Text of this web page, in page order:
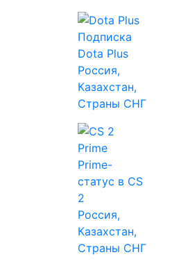
Подписка
Dota Plus
Россия,
Казахстан,
Страны СНГ
Prime-
статус в CS
2
Россия,
Казахстан,
Страны СНГ
дальний заплыв. Если
точки, можно без
туда снова и снова,
временем
нюанс: для сбора
мультитул. Впрочем,
здравом уме оставит
инструмент пылиться на
Как получить
кислотный
Района в